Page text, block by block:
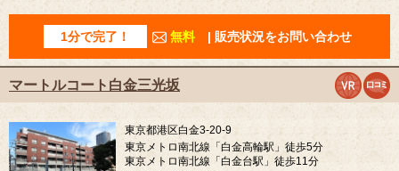
1分で完了！ 無料 | 販売状況をお問い合わせ
マートルコート白金三光坂
東京都港区白金3-20-9
東京メトロ南北線「白金高輪駅」徒歩5分
東京メトロ南北線「白金台駅」徒歩11分